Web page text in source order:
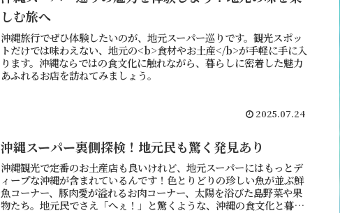
しむ旅へ
沖縄旅行でぜひ体験したいのが、地元スーパー巡りです。観光スポッ
トだけでは味わえない、地元の<b>食材やお土産</b>が手軽に手に入
ります。沖縄ならではの食文化に触れながら、暮らしに密着した魅力
あふれるお店を訪ねてみましょう。
2025.07.24
沖縄スーパー裏側探検！地元民も驚く発見あり
沖縄観光で定番のお土産店も良いけれど、地元スーパーにはもっとデ
ィープな沖縄が含まれているんです！色とりどりの珍しい魚が並ぶ鮮
魚コーナー、豚肉愛が溢れるお肉コーナー、太陽を浴びた島野菜や果
物たち。地元民でさえ「へぇ！」と驚くような、沖縄の食文化と暮ら